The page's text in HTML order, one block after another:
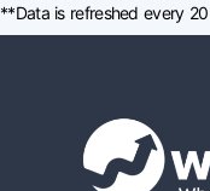
**Data is refreshed every